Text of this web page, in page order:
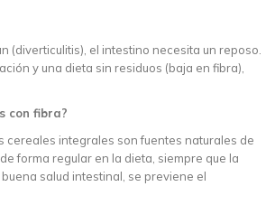
(diverticulitis), el intestino necesita un reposo.
y una dieta sin residuos (baja en fibra),
con fibra?
cereales integrales son fuentes naturales de
forma regular en la dieta, siempre que la
salud intestinal, se previene el